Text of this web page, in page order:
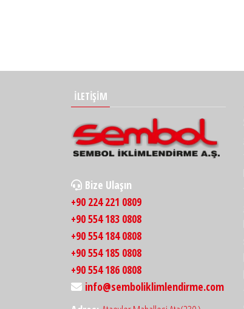
İLETİŞİM
Bize Ulaşın
+90 224 221 0809
+90 554 183 0808
+90 554 184 0808
+90 554 185 0808
+90 554 186 0808
info@semboliklimlendirme.com